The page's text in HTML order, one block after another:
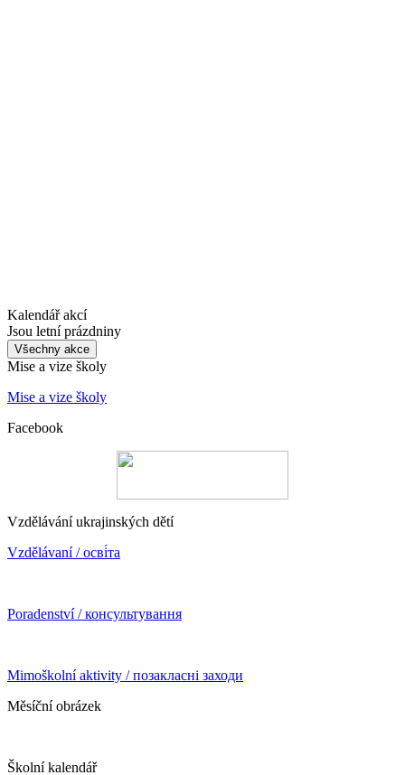
Kalendář akcí
Jsou letní prázdniny
Všechny akce
Mise a vize školy
Mise a vize školy
Facebook
Vzdělávání ukrajinských dětí
Vzdělávaní / осві́та
Poradenství / консультування
Mimoškolní aktivity / позакласні заходи
Měsíční obrázek
Školní kalendář